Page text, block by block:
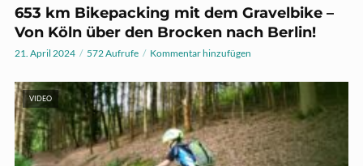
653 km Bikepacking mit dem Gravelbike –
Von Köln über den Brocken nach Berlin!
21. April 2024 572 Aufrufe Kommentar hinzufügen
VIDEO